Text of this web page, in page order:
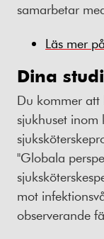
samarbetar
Läs mer
Dina
Du kommer att
sjukhuset inom
"Globala
mot
observerande